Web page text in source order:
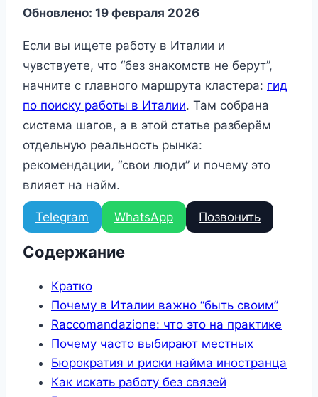
Обновлено: 19 февраля 2026
Если вы ищете работу в Италии и
чувствуете, что “без знакомств не берут”,
начните с главного маршрута кластера: гид
по поиску работы в Италии. Там собрана
система шагов, а в этой статье разберём
отдельную реальность рынка:
рекомендации, “свои люди” и почему это
влияет на найм.
Telegram WhatsApp Позвонить
Содержание
Кратко
Почему в Италии важно “быть своим”
Raccomandazione: что это на практике
Почему часто выбирают местных
Бюрократия и риски найма иностранца
Как искать работу без связей